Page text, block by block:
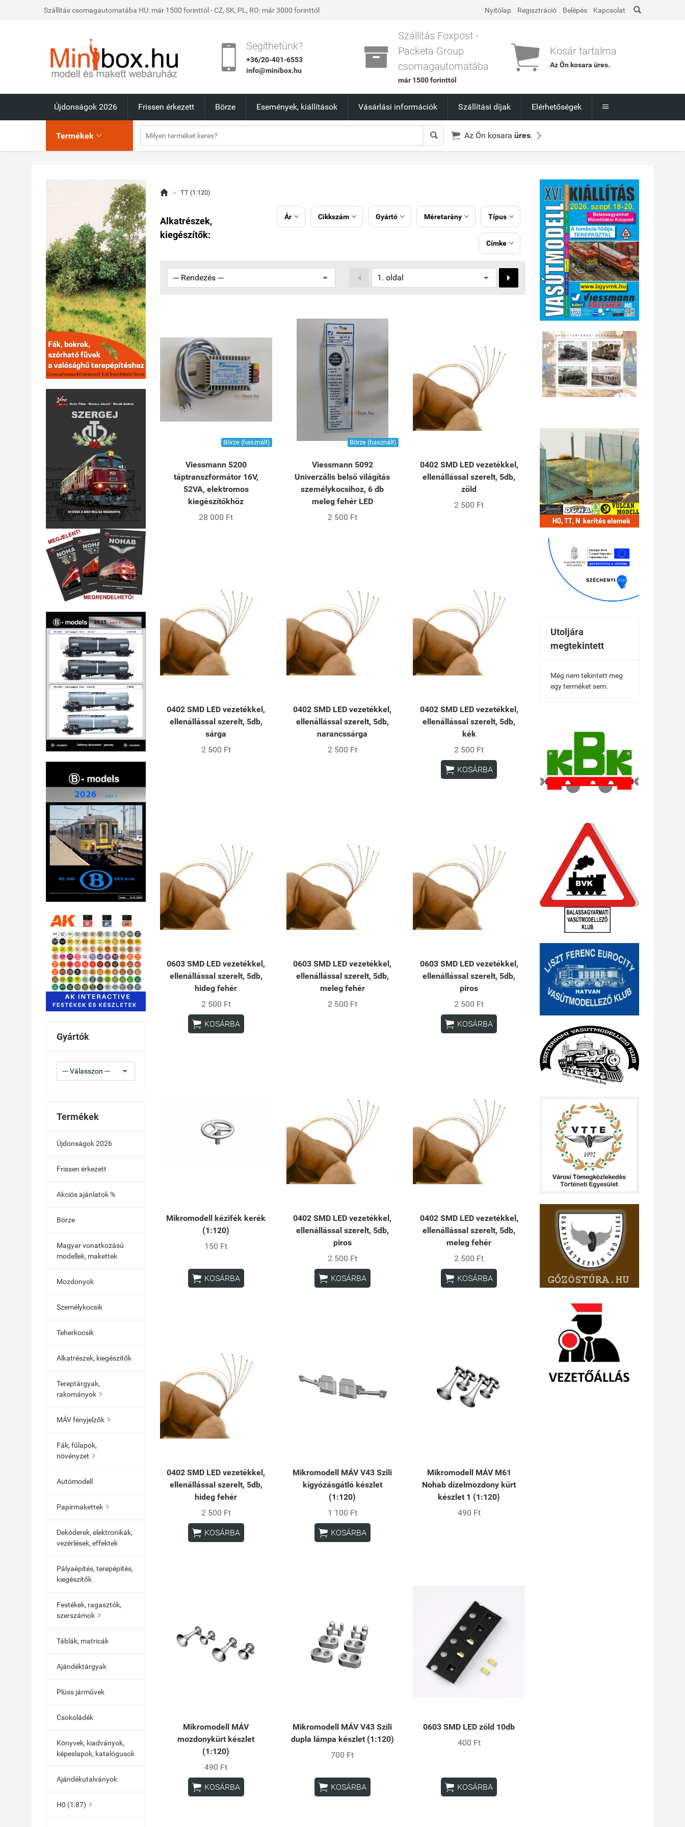
Szállítás csomagautomatába HU: már 1500 forinttól - CZ, SK, PL, RO: már 3000 forinttól Nyitólap Regisztráció Belépés Kapcsolat 
 Segíthetünk?
+36/20-401-6553
info@minibox.hu

Szállítás Foxpost -
Packeta Group
csomagautomatába
már 1500 forinttól
 Kosár tartalma
Az Ön kosaraüres.
Újdonságok 2026 Frissen érkezett Börze Események, kiállítások Vásárlási információk Szállítási díjak Elérhetőségek 
Termékek    Az Ön kosara üres. 
Gyártók
Termékek
Újdonságok 2026
Frissen érkezett
Akciós ajánlatok %
Börze
Magyar vonatkozású
modellek, makettek
Mozdonyok
Személykocsik
Teherkocsik
Alkatrészek, kiegészítők
Tereptárgyak,
rakományok 
MÁV fényjelzők 
Fák, fűlapok,
növényzet 
Autómodell
Papírmakettek 
Dekóderek, elektronikák,
vezérlések, effektek
Pályaépítés, terepépítés,
kiegészítők
Festékek, ragasztók,
szerszámok 
Táblák, matricák
Ajándéktárgyak
Plüss járművek
Csokoládék
Könyvek, kiadványok,
képeslapok, katalógusok
Ajándékutalványok
H0 (1:87) 
 » TT (1:120)
Alkatrészek,
kiegészítők:
Ár  Cikkszám  Gyártó  Méretarány  Típus 
Címke 
 
Börze (használt)
Viessmann 5200
táptranszformátor 16V,
52VA, elektromos
kiegészítőkhöz
28 000 Ft
Börze (használt)
Viessmann 5092
Univerzális belső világítás
személykocsihoz, 6 db
meleg fehér LED
2 500 Ft
0402 SMD LED vezetékkel,
ellenállással szerelt, 5db,
zöld
2 500 Ft
0402 SMD LED vezetékkel,
ellenállással szerelt, 5db,
sárga
2 500 Ft
0402 SMD LED vezetékkel,
ellenállással szerelt, 5db,
narancssárga
2 500 Ft
0402 SMD LED vezetékkel,
ellenállással szerelt, 5db,
kék
2 500 Ft
 KOSÁRBA
0603 SMD LED vezetékkel,
ellenállással szerelt, 5db,
hideg fehér
2 500 Ft
 KOSÁRBA
0603 SMD LED vezetékkel,
ellenállással szerelt, 5db,
meleg fehér
2 500 Ft
0603 SMD LED vezetékkel,
ellenállással szerelt, 5db,
piros
2 500 Ft
 KOSÁRBA
Mikromodell kézifék kerék
(1:120)
150 Ft
 KOSÁRBA
0402 SMD LED vezetékkel,
ellenállással szerelt, 5db,
piros
2 500 Ft
 KOSÁRBA
0402 SMD LED vezetékkel,
ellenállással szerelt, 5db,
meleg fehér
2 500 Ft
 KOSÁRBA
0402 SMD LED vezetékkel,
ellenállással szerelt, 5db,
hideg fehér
2 500 Ft
 KOSÁRBA
Mikromodell MÁV V43 Szili
kígyózásgátló készlet
(1:120)
1 100 Ft
 KOSÁRBA
Mikromodell MÁV M61
Nohab dízelmozdony kürt
készlet 1 (1:120)
490 Ft
Mikromodell MÁV
mozdonykürt készlet
(1:120)
490 Ft
 KOSÁRBA
Mikromodell MÁV V43 Szili
dupla lámpa készlet (1:120)
700 Ft
 KOSÁRBA
0603 SMD LED zöld 10db
400 Ft
 KOSÁRBA
Utoljára
megtekintett
Még nem tekintett meg
egy terméket sem.